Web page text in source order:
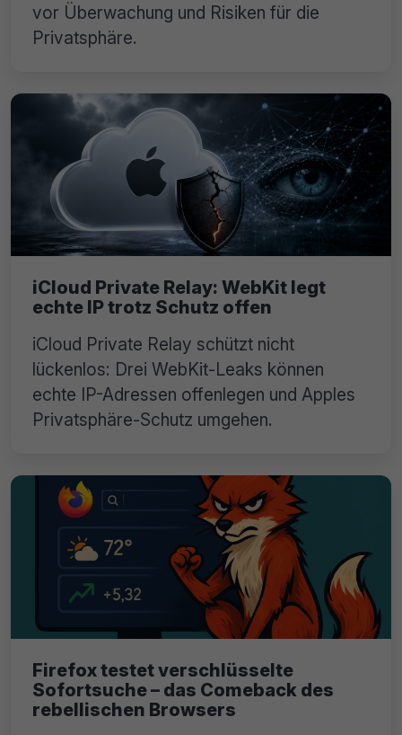
vor Überwachung und Risiken für die
Privatsphäre.
iCloud Private Relay: WebKit legt
echte IP trotz Schutz offen
iCloud Private Relay schützt nicht
lückenlos: Drei WebKit-Leaks können
echte IP-Adressen offenlegen und Apples
Privatsphäre-Schutz umgehen.
Firefox testet verschlüsselte
Sofortsuche – das Comeback des
rebellischen Browsers